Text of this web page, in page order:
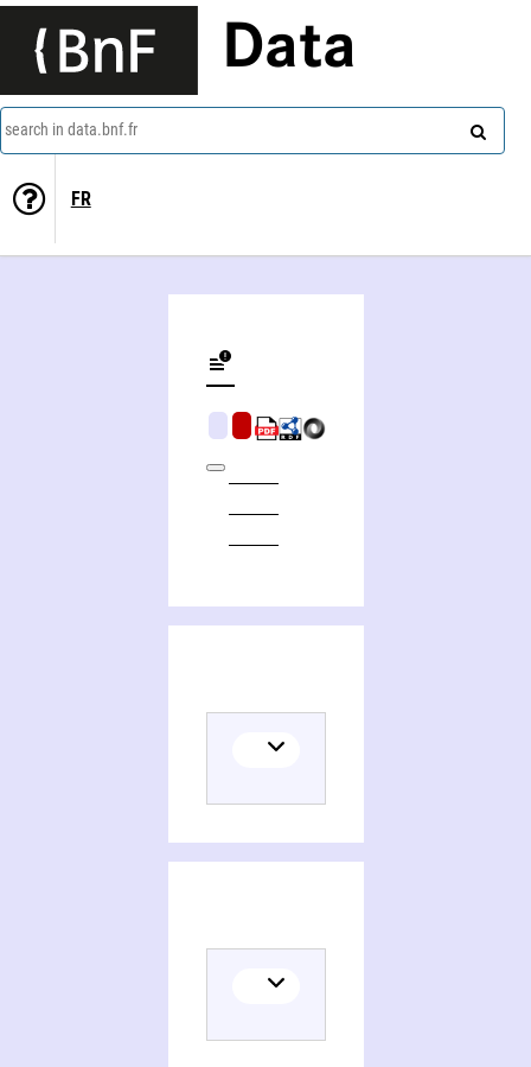
Data
search in data.bnf.fr
FR